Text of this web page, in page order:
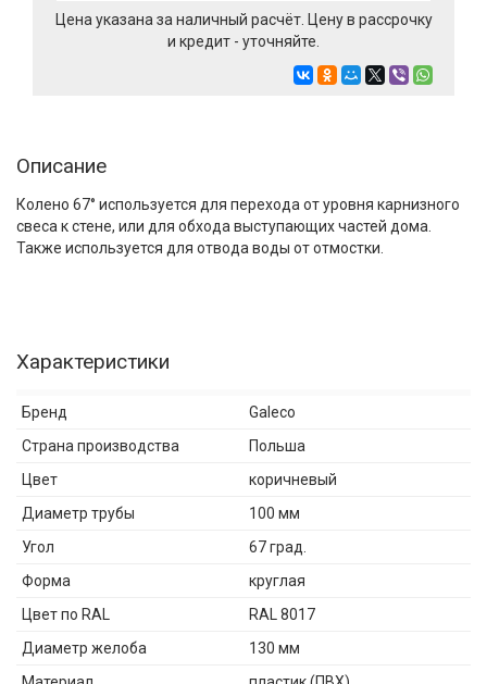
Цена указана за наличный расчёт. Цену в рассрочку
и кредит - уточняйте.
Описание
Колено 67° используется для перехода от уровня карнизного
свеса к стене, или для обхода выступающих частей дома.
Также используется для отвода воды от отмостки.
Характеристики
Бренд
Galeco
Страна производства
Польша
Цвет
коричневый
Диаметр трубы
100 мм
Угол
67 град.
Форма
круглая
Цвет по RAL
RAL 8017
Диаметр желоба
130 мм